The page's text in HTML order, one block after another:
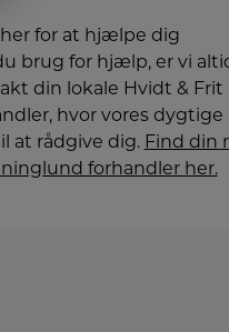
her for at hjælpe dig
brug for hjælp, er vi
din lokale Hvidt &
hvor vores
at rådgive dig. Find din
forhandler her.